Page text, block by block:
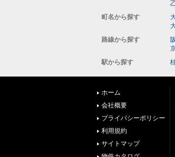
町名から探す
路線から探す
駅から探す
ホーム
会社概要
プライバシーポリシー
利用規約
サイトマップ